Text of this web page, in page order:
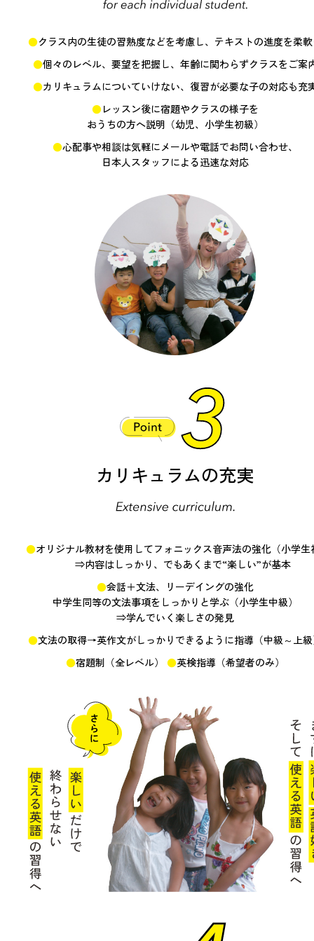
クラス内の生徒の習熟度などを考慮し、テキストの進度を柔
個々のレベル、要望を把握し、年齢に関わらずクラスをご案
カリキュラムについていけない、復習が必要な子の対応も充
レッスン後に宿題やクラスの様子を
おうちの方へ説明（幼児、小学生初級）
心配事や相談は気軽にメールや電話でお問い合わせ、
日本人スタッフによる迅速な対応
カリキュラムの充実
オリジナル教材を使用してフォニックス音声法の強化（小学生
⇒内容はしっかり、でもあくまで“楽しい”が基本
会話＋文法、リーデイングの強化
中学生同等の文法事項をしっかりと学ぶ（小学生中級）
⇒学んでいく楽しさの発見
文法の取得→英作文がしっかりできるように指導（中級～上
宿題制（全レベル）
英検指導（希望者のみ）